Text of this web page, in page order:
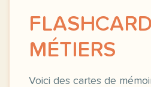
MÉTIERS
Voici des cartes de